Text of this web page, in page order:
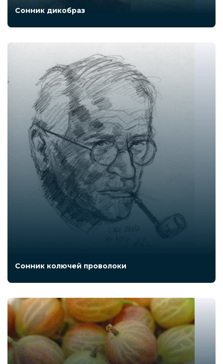
Сонник дикобраз
Сонник колючей проволоки